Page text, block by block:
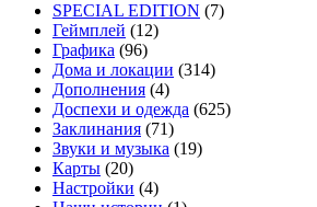
SPECIAL EDITION (7)
Геймплей (12)
Графика (96)
Дома и локации (314)
Дополнения (4)
Доспехи и одежда (625)
Заклинания (71)
Звуки и музыка (19)
Карты (20)
Настройки (4)